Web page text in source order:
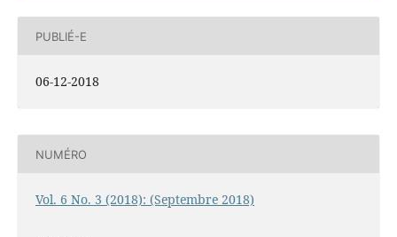
PUBLIÉ-E
06-12-2018
NUMÉRO
Vol. 6 No. 3 (2018): (Septembre 2018)